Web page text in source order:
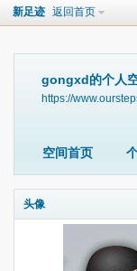
新足迹 返回首页
gongxd的个人
https://
空间首页
头像